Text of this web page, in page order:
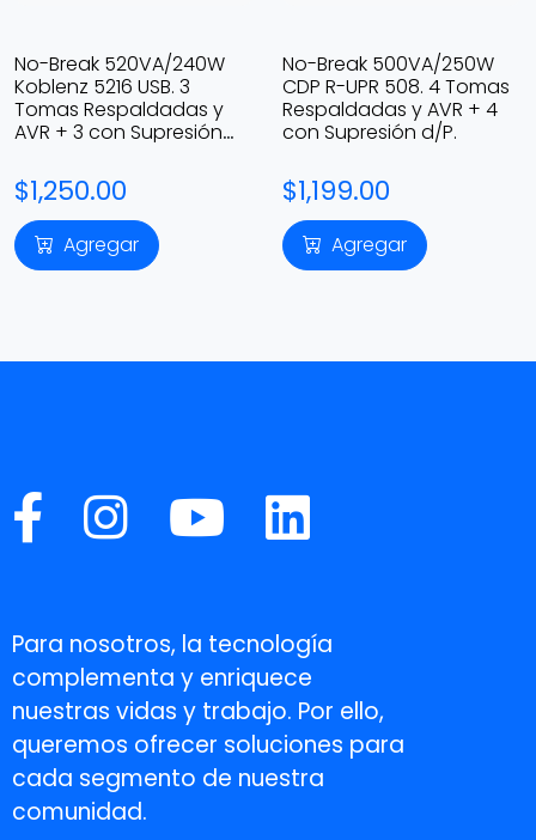
No-Break 520VA/240W
Koblenz 5216 USB. 3
Tomas Respaldadas y
AVR + 3 con Supresión
$1,250.00
Agregar
No-Break 500VA/250W
CDP R-UPR 508. 4 Tomas
Respaldadas y AVR + 4
con Supresión d/P.
$1,199.00
Agregar
Para nosotros, la tecnología
complementa y enriquece
nuestras vidas y trabajo. Por ello,
queremos ofrecer soluciones para
cada segmento de nuestra
comunidad.